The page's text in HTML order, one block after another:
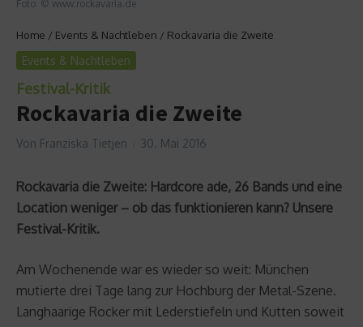
Foto: © www.rockavaria.de
Home / Events & Nachtleben / Rockavaria die Zweite
Events & Nachtleben
Festival-Kritik
Rockavaria die Zweite
Von Franziska Tietjen 30. Mai 2016
Rockavaria die Zweite: Hardcore ade, 26 Bands und eine
Location weniger – ob das funktionieren kann? Unsere
Festival-Kritik.
Am Wochenende war es wieder so weit: München
mutierte drei Tage lang zur Hochburg der Metal-Szene.
Langhaarige Rocker mit Lederstiefeln und Kutten soweit